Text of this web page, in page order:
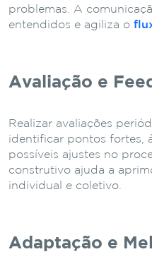
problemas. A
entendidos e agiliza o
Avaliação e
Realizar avaliações
identificar pontos fortes,
possíveis ajustes no
construtivo ajuda a
individual e coletivo.
Adaptação e